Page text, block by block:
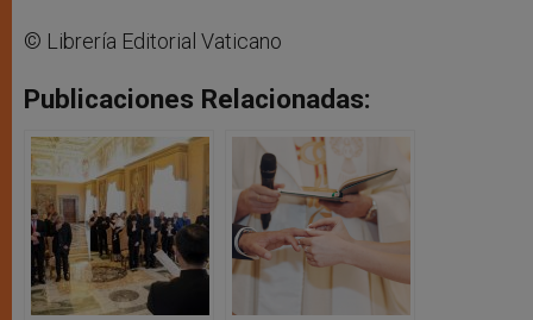
© Librería Editorial Vaticano
Publicaciones Relacionadas: